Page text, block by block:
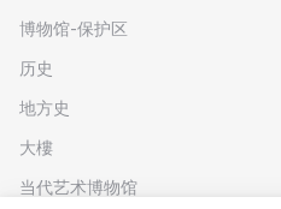
博物馆-保护区
历史
地方史
大樓
当代艺术博物馆